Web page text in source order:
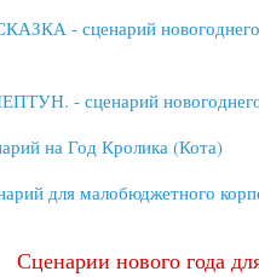
- сценарий новогоднего
- сценарий новогоднего
на Год Кролика (Кота)
для малобюджетного
Сценарии нового года